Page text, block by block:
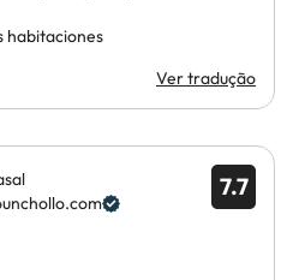
habitaciones
Ver tradução
7.7